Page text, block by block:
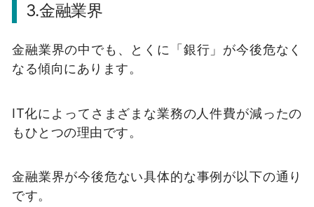
3.金融業界
金融業界の中でも、とくに「銀行」が今後危なく
なる傾向にあります。
IT化によってさまざまな業務の人件費が減ったの
もひとつの理由です。
金融業界が今後危ない具体的な事例が以下の通り
です。